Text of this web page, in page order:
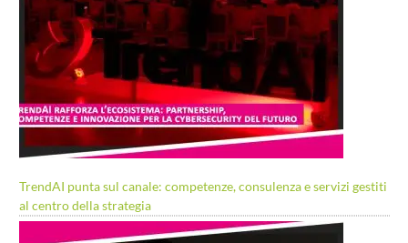
TrendAI punta sul canale: competenze, consulenza e servizi gestiti
al centro della strategia